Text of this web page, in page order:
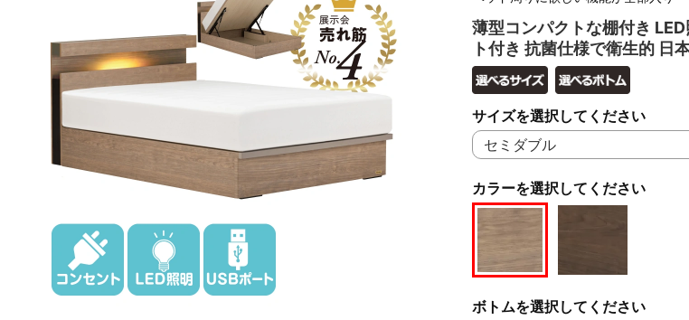
薄型コンパクトな棚付き
ト付き 抗菌仕様で衛生的 日
カラーを選択してください
サイズを選択してください
ボトムを選択してください